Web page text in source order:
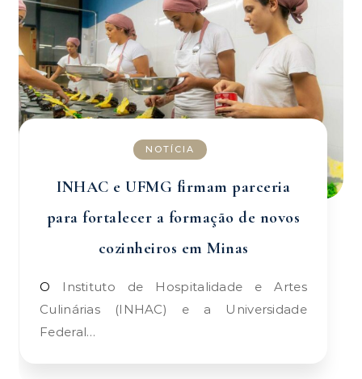
NOTÍCIA
INHAC e UFMG firmam parceria
para fortalecer a formação de novos
cozinheiros em Minas
O Instituto de Hospitalidade e Artes
Culinárias (INHAC) e a Universidade
Federal…